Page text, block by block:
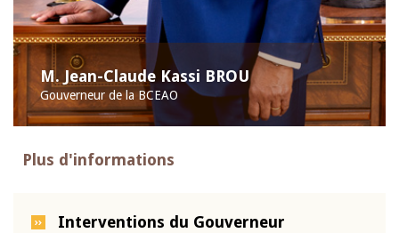
M. Jean-Claude Kassi BROU
Gouverneur de la BCEAO
Plus d'informations
Interventions du Gouverneur